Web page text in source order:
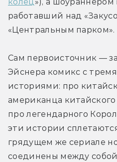
работавший над
«Центральным парком».
Сам первоисточник —
Эйснера комикс с
историями: про
американца
про легендарного
эти истории
грядущем же сериале
соединены между